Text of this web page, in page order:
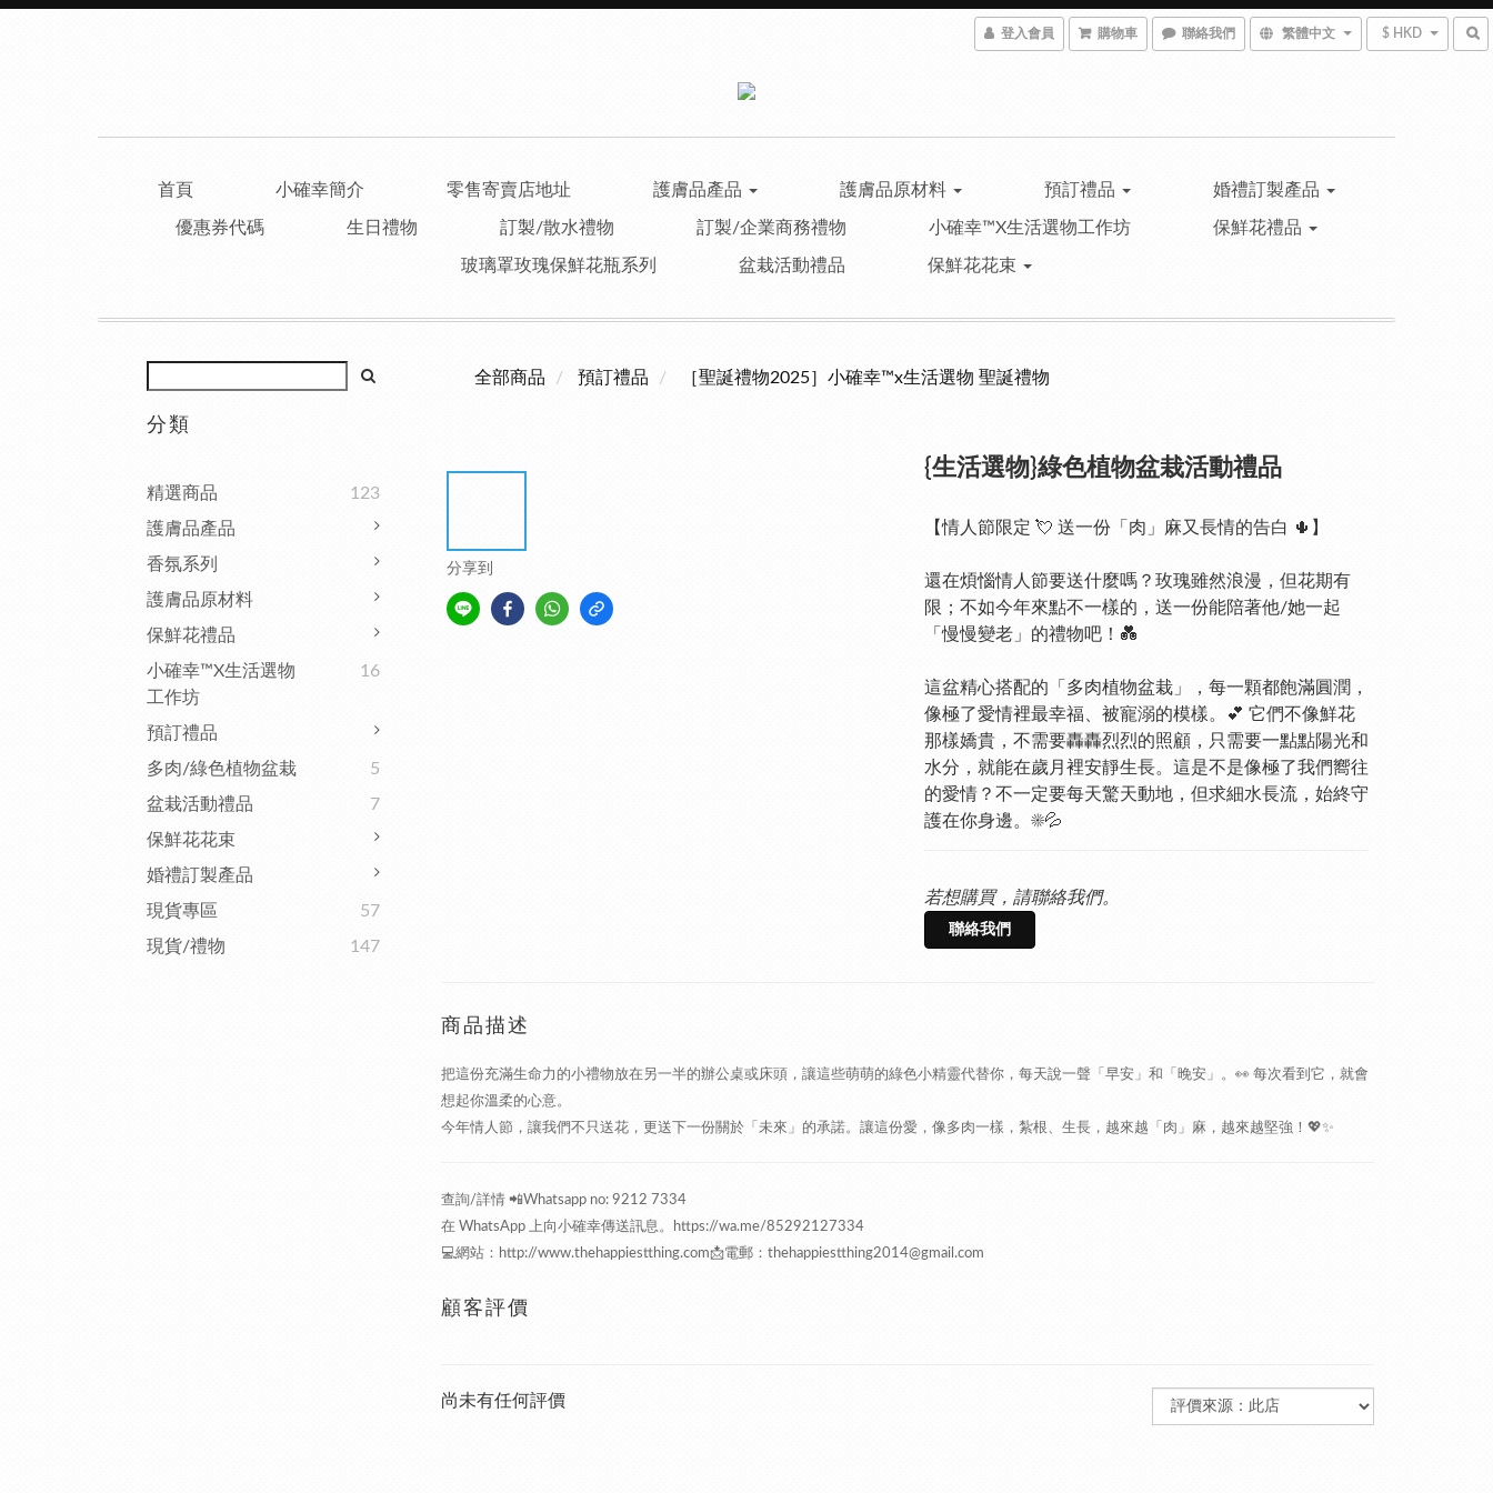
登入會員 購物車 聯絡我們 繁體中文 $ HKD
首頁 小確幸簡介 零售寄賣店地址 護膚品產品 護膚品原材料 預訂禮品 婚禮訂製產品
優惠券代碼 生日禮物 訂製/散水禮物 訂製/企業商務禮物 小確幸™X生活選物工作坊 保鮮花禮品
玻璃罩玫瑰保鮮花瓶系列 盆栽活動禮品 保鮮花花束
分類
精選商品
123
護膚品產品
香氛系列
護膚品原材料
保鮮花禮品
小確幸™x生活選物
工作坊
16
預訂禮品
多肉/綠色植物盆栽
5
盆栽活動禮品
7
保鮮花花束
婚禮訂製產品
現貨專區
57
現貨/禮物
147
全部商品 預訂禮品 ［聖誕禮物2025］小確幸™x生活選物 聖誕禮物
分享到
{生活選物}綠色植物盆栽活動禮品
【情人節限定 💘 送一份「肉」麻又長情的告白 🌵】
還在煩惱情人節要送什麼嗎？玫瑰雖然浪漫，但花期有
限；不如今年來點不一樣的，送一份能陪著他/她一起
「慢慢變老」的禮物吧！💑
這盆精心搭配的「多肉植物盆栽」，每一顆都飽滿圓潤，
像極了愛情裡最幸福、被寵溺的模樣。💕 它們不像鮮花
那樣嬌貴，不需要轟轟烈烈的照顧，只需要一點點陽光和
水分，就能在歲月裡安靜生長。這是不是像極了我們嚮往
的愛情？不一定要每天驚天動地，但求細水長流，始終守
護在你身邊。☀️💦
若想購買，請聯絡我們。
聯絡我們
商品描述
把這份充滿生命力的小禮物放在另一半的辦公桌或床頭，讓這些萌萌的綠色小精靈代替你，每天說一聲「早安」和「晚安」。👀 每次看到它，就會
想起你溫柔的心意。
今年情人節，讓我們不只送花，更送下一份關於「未來」的承諾。讓這份愛，像多肉一樣，紮根、生長，越來越「肉」麻，越來越堅強！💖✨
查詢/詳情 📲Whatsapp no: 9212 7334
在 WhatsApp 上向小確幸傳送訊息。
https://wa.me/85292127334
💻網站： http://www.thehappiestthing.com📩電郵：thehappiestthing2014@gmail.com
顧客評價
尚未有任何評價